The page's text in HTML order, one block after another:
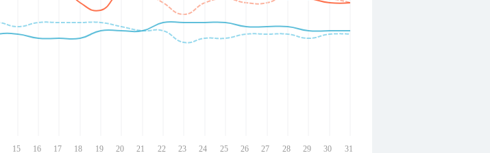
15 16 17 18 19 20 21 22 23 24 25 26 27 28 29 30 31